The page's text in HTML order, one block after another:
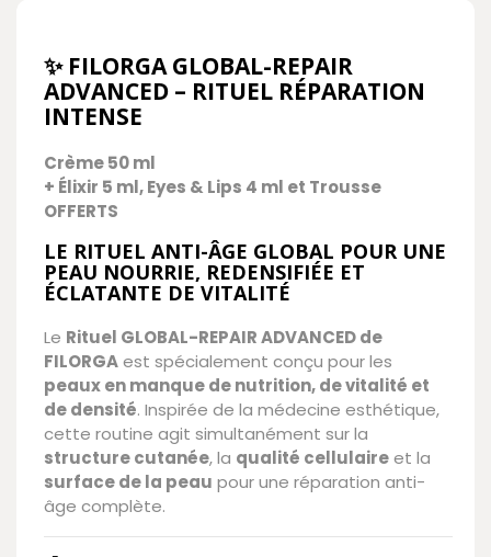
✨ FILORGA GLOBAL-REPAIR
ADVANCED – RITUEL RÉPARATION
INTENSE
Crème 50 ml
+ Élixir 5 ml, Eyes & Lips 4 ml et Trousse
OFFERTS
LE RITUEL ANTI-ÂGE GLOBAL POUR UNE
PEAU NOURRIE, REDENSIFIÉE ET
ÉCLATANTE DE VITALITÉ
Le Rituel GLOBAL-REPAIR ADVANCED de
FILORGAest spécialement conçu pour les
peaux en manque de nutrition, de vitalité et
de densité. Inspirée de la médecine esthétique,
cette routine agit simultanément sur la
structure cutanée, la qualité cellulaireet la
surface de la peau pour une réparation anti-
âge complète.